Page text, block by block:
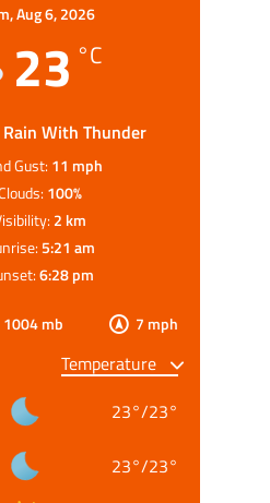
Aug 6, 2026
23 °C
With Thunder
1004 mb 7 mph
Gust: 11 mph
100%
2 km
5:21 am
6:28 pm
23°/23°
23°/23°